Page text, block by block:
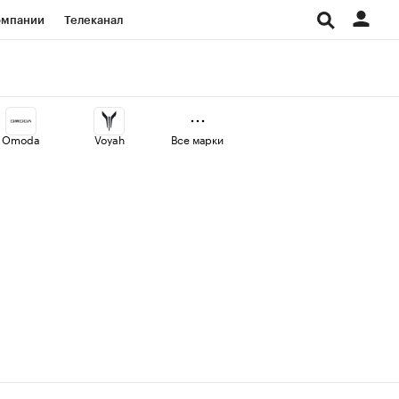
Телеканал
Проверка контрагентов
Omoda Voyah Все марки